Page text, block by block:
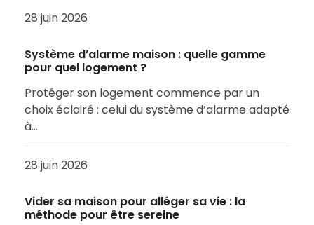
28 juin 2026
Système d’alarme maison : quelle gamme
pour quel logement ?
Protéger son logement commence par un
choix éclairé : celui du système d’alarme adapté
à…
28 juin 2026
Vider sa maison pour alléger sa vie : la
méthode pour être sereine